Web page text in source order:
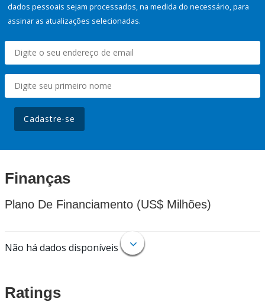
dados pessoais sejam processados, na medida do necessário, para
assinar as atualizações selecionadas.
Cadastre-se
Finanças
Plano De Financiamento (US$ Milhões)
Não há dados disponíveis
Ratings